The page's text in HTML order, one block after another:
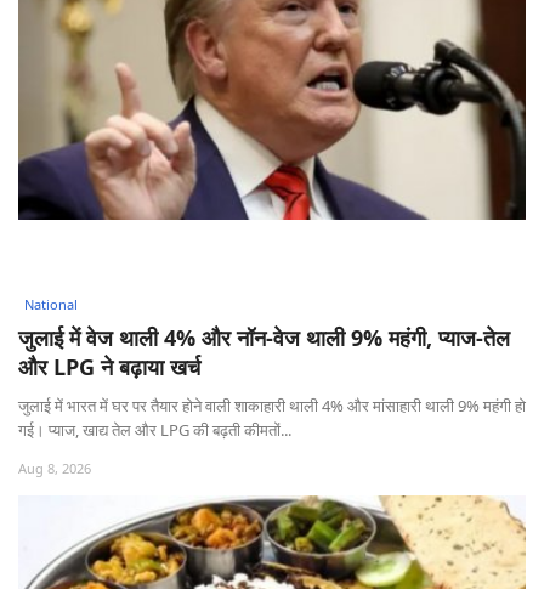
जुलाई में वेज थाली 4% और नॉन-वेज थाली 9% महंगी, प्याज-तेल
और LPG ने बढ़ाया खर्च
जुलाई में भारत में घर पर तैयार होने वाली शाकाहारी थाली 4% और मांसाहारी थाली 9% महंगी हो
गई। प्याज, खाद्य तेल और LPG की बढ़ती कीमतों...
Aug 8, 2026
National